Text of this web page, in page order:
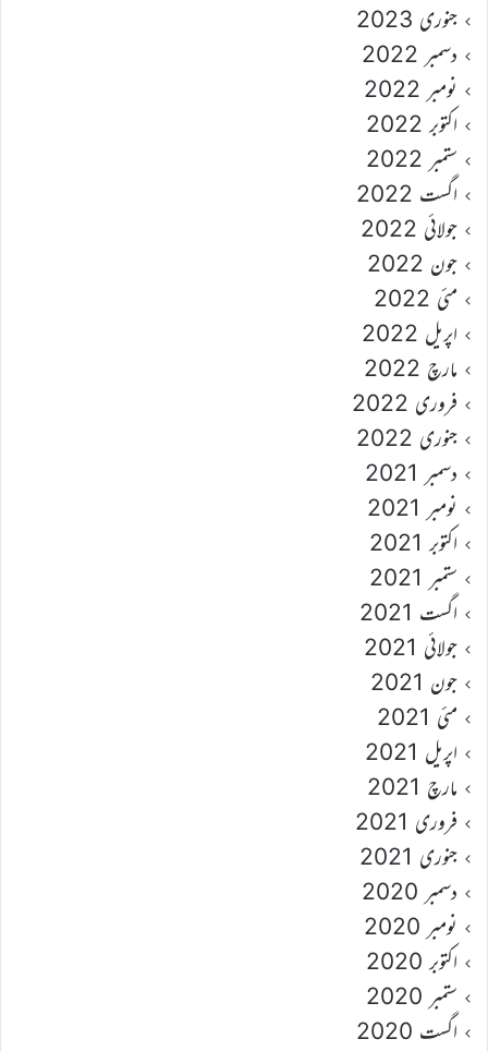
جنوری 2023
دسمبر 2022
نومبر 2022
اکتوبر 2022
ستمبر 2022
اگست 2022
جولائی 2022
جون 2022
مئی 2022
اپریل 2022
مارچ 2022
فروری 2022
جنوری 2022
دسمبر 2021
نومبر 2021
اکتوبر 2021
ستمبر 2021
اگست 2021
جولائی 2021
جون 2021
مئی 2021
اپریل 2021
مارچ 2021
فروری 2021
جنوری 2021
دسمبر 2020
نومبر 2020
اکتوبر 2020
ستمبر 2020
اگست 2020